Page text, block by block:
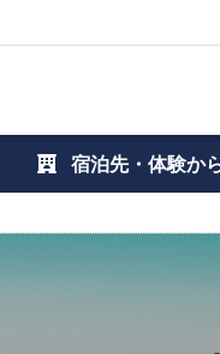
宿泊先・体験か